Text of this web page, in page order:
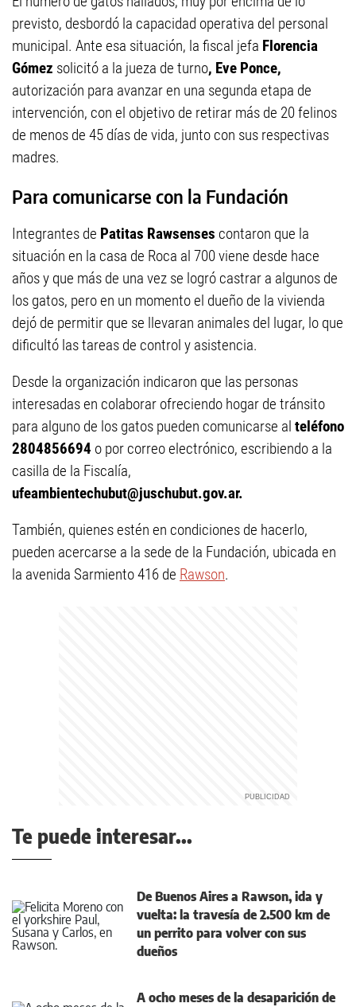
previsto, desbordó la capacidad operativa del personal
municipal. Ante esa situación, la fiscal jefa Florencia
Gómez solicitó a la jueza de turno, Eve Ponce,
autorización para avanzar en una segunda etapa de
intervención, con el objetivo de retirar más de 20 felinos
de menos de 45 días de vida, junto con sus respectivas
madres.
Para comunicarse con la Fundación
Integrantes de Patitas Rawsenses contaron que la
situación en la casa de Roca al 700 viene desde hace
años y que más de una vez se logró castrar a algunos de
los gatos, pero en un momento el dueño de la vivienda
dejó de permitir que se llevaran animales del lugar, lo que
dificultó las tareas de control y asistencia.
Desde la organización indicaron que las personas
interesadas en colaborar ofreciendo hogar de tránsito
para alguno de los gatos pueden comunicarse al teléfono
2804856694 o por correo electrónico, escribiendo a la
casilla de la Fiscalía,
ufeambientechubut@juschubut.gov.ar.
También, quienes estén en condiciones de hacerlo,
pueden acercarse a la sede de la Fundación, ubicada en
la avenida Sarmiento 416 de Rawson.
Te puede interesar...
De Buenos Aires a Rawson, ida y
vuelta: la travesía de 2.500 km de
un perrito para volver con sus
dueños
A ocho meses de la desaparición de